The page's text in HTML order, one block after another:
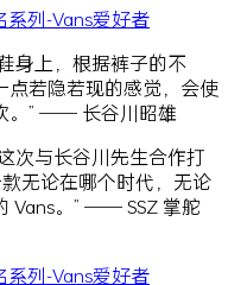
身上，根据裤子的不
点若隐若现的感觉，会使
。” —— 长谷川昭雄
次与长谷川先生合作打
无论在哪个时代，无论
Vans。” —— SSZ 掌舵